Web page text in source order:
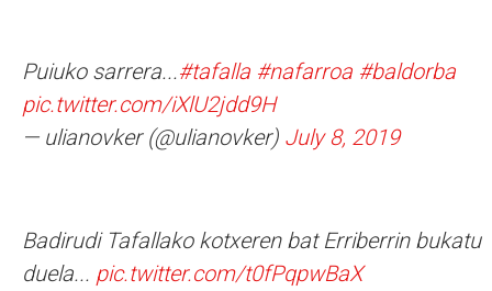
Puiuko sarrera...#tafalla #nafarroa #baldorba
pic.twitter.com/iXlU2jdd9H
— ulianovker (@ulianovker) July 8, 2019
Badirudi Tafallako kotxeren bat Erriberrin bukatu
duela... pic.twitter.com/t0fPqpwBaX